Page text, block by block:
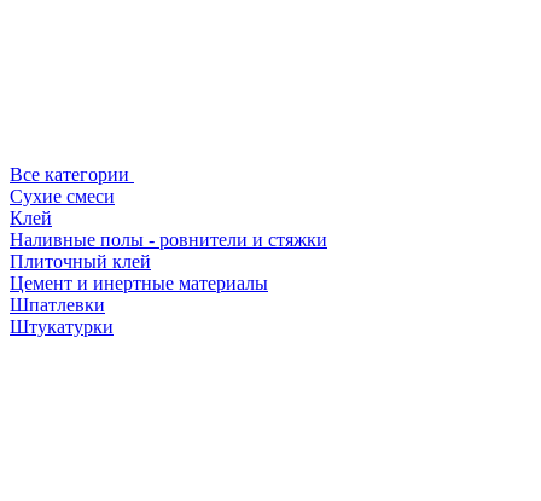
Все категории
Сухие смеси
Клей
Наливные полы - ровнители и стяжки
Плиточный клей
Цемент и инертные материалы
Шпатлевки
Штукатурки